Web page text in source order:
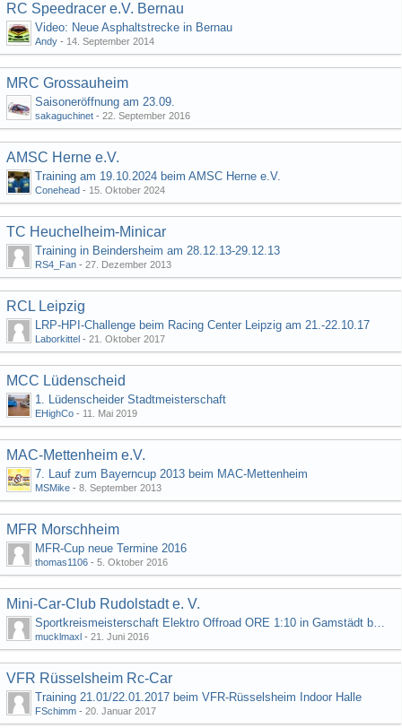
RC Speedracer e.V. Bernau
Video: Neue Asphaltstrecke in Bernau
Andy - 14. September 2014
MRC Grossauheim
Saisoneröffnung am 23.09.
sakaguchinet - 22. September 2016
AMSC Herne e.V.
Training am 19.10.2024 beim AMSC Herne e.V.
Conehead - 15. Oktober 2024
TC Heuchelheim-Minicar
Training in Beindersheim am 28.12.13-29.12.13
RS4_Fan - 27. Dezember 2013
RCL Leipzig
LRP-HPI-Challenge beim Racing Center Leipzig am 21.-22.10.17
Laborkittel - 21. Oktober 2017
MCC Lüdenscheid
1. Lüdenscheider Stadtmeisterschaft
EHighCo - 11. Mai 2019
MAC-Mettenheim e.V.
7. Lauf zum Bayerncup 2013 beim MAC-Mettenheim
MSMike - 8. September 2013
MFR Morschheim
MFR-Cup neue Termine 2016
thomas1106 - 5. Oktober 2016
Mini-Car-Club Rudolstadt e. V.
Sportkreismeisterschaft Elektro Offroad ORE 1:10 in Gamstädt bei Erfurt, Outdoor mit Indoor Ausweichmöglichkeit!!!
mucklmaxl - 21. Juni 2016
VFR Rüsselsheim Rc-Car
Training 21.01/22.01.2017 beim VFR-Rüsselsheim Indoor Halle
FSchimm - 20. Januar 2017